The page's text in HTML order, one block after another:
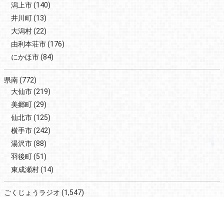
潟上市(140)
井川町(13)
大潟村(22)
由利本荘市(176)
にかほ市(84)
県南(772)
大仙市(219)
美郷町(29)
仙北市(125)
横手市(242)
湯沢市(88)
羽後町(51)
東成瀬村(14)
ごくじょうラジオ (1,547)